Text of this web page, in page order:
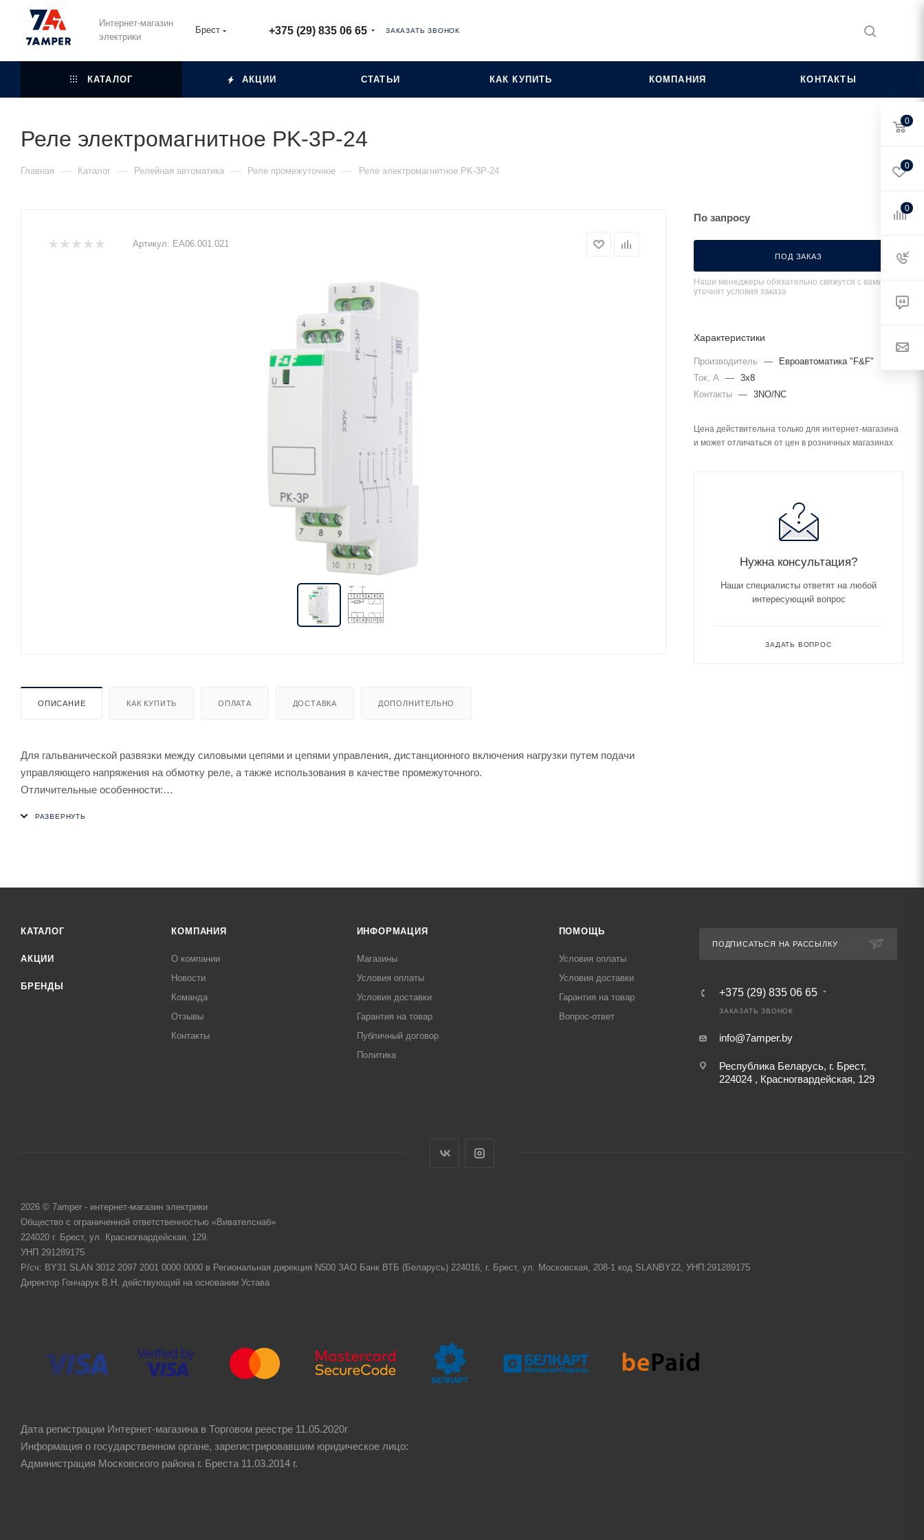
Интернет-магазин
электрики
Брест +375 (29) 835 06 65 ЗАКАЗАТЬ ЗВОНОК
КАТАЛОГ АКЦИИ СТАТЬИ КАК КУПИТЬ КОМПАНИЯ КОНТАКТЫ
Реле электромагнитное PK-3P-24
Главная — Каталог — Релейная автоматика — Реле промежуточное — Реле электромагнитное PK-3P-24
Артикул: EA06.001.021
ОПИСАНИЕ КАК КУПИТЬ ОПЛАТА ДОСТАВКА ДОПОЛНИТЕЛЬНО
Для гальванической развязки между силовыми цепями и цепями управления, дистанционного включения нагрузки путем подачи
управляющего напряжения на обмотку реле, а также использования в качестве промежуточного.
Отличительные особенности:
По запросу
ПОД ЗАКАЗ
Наши менеджеры обязательно свяжутся с вами и
уточнят условия заказа
Характеристики
Производитель —
Евроавтоматика "F&F"
Ток, А — 3х8
Контакты — 3NO/NC
Цена действительна только для интернет-магазина
и может отличаться от цен в розничных магазинах
Нужна консультация?
Наши специалисты ответят на любой
интересующий вопрос
ЗАДАТЬ ВОПРОС
КАТАЛОГ
АКЦИИ
БРЕНДЫ
КОМПАНИЯ
О компании
Новости
Команда
Отзывы
Контакты
ИНФОРМАЦИЯ
Магазины
Условия оплаты
Условия доставки
Гарантия на товар
Публичный договор
Политика
ПОМОЩЬ
Условия оплаты
Условия доставки
Гарантия на товар
Вопрос-ответ
ПОДПИСАТЬСЯ НА РАССЫЛКУ
+375 (29) 835 06 65
ЗАКАЗАТЬ ЗВОНОК
info@7amper.by
Республика Беларусь, г. Брест,
224024 , Красногвардейская, 129
2026 © 7amper - интернет-магазин электрики
Общество с ограниченной ответственностью «Вивателснаб»
224020 г. Брест, ул. Красногвардейская, 129.
УНП 291289175
Р/сч: BY31 SLAN 3012 2097 2001 0000 0000 в Региональная дирекция N500 ЗАО Банк ВТБ (Беларусь) 224016, г. Брест, ул. Московская, 208-1 код SLANBY22, УНП:291289175
Директор Гончарук В.Н. действующий на основании Устава
Дата регистрации Интернет-магазина в Торговом реестре 11.05.2020г
Информация о государственном органе, зарегистрировавшим юридическое лицо:
Администрация Московского района г. Бреста 11.03.2014 г.
0
0
0